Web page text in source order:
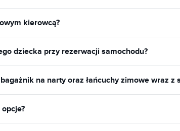
kierowcą?
dziecka przy rezerwacji samochodu?
na narty oraz łańcuchy zimowe wraz z